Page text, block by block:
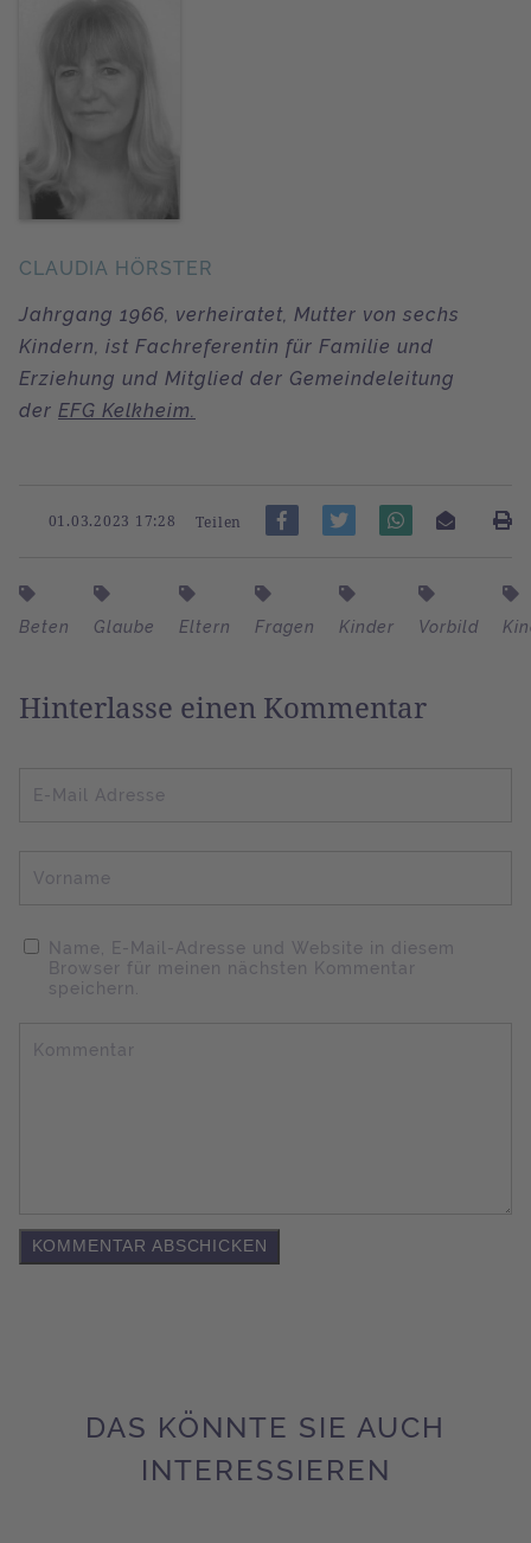
CLAUDIA HÖRSTER
Jahrgang 1966, verheiratet, Mutter von sechs
Kindern, ist Fachreferentin für Familie und
Erziehung und Mitglied der Gemeindeleitung
der EFG Kelkheim.
01.03.2023 17:28 Teilen
Beten Glaube Eltern Fragen Kinder Vorbild
Hinterlasse einen Kommentar
E-Mail Adresse
Vorname
Name, E-Mail-Adresse und Website in diesem
Browser für meinen nächsten Kommentar
speichern.
Kommentar
DAS KÖNNTE SIE AUCH
INTERESSIEREN